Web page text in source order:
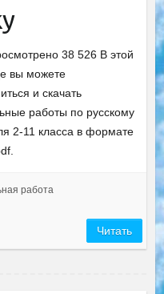
38 526 В этой
вы можете
и скачать
работы по русскому
2-11 класса в формате
работа
Читать